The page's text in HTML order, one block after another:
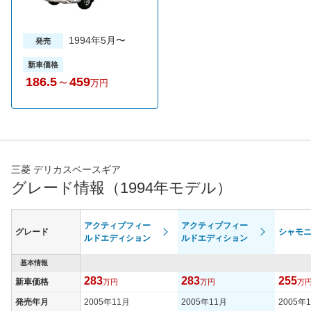
発売 1994年5月〜
新車価格
186.5～ 459万円
三菱 デリカスペースギア
グレード情報（1994年モデル）
グレード
アクティブフィー
ルドエディション
アクティブフィー
ルドエディション
シャモ
基本情報
新車価格 283万円 283万円 255万
発売年月 2005年11月 2005年11月 2005年